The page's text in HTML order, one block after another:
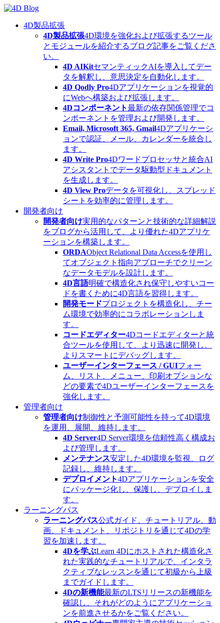
Skip
content4D製品拡張
4D製品拡張4D環境を強化および拡張するツール
とモジュールを紹介するブログ記事をご覧くださ
い。
4D AIKitセマンティックAIを導入してデー
タを解釈し、意思決定を自動化します。
4D Qodly Pro4Dアプリケーションを視覚的
にWebへ構築および拡張します。
4Dコンポーネント最新の依存関係管理でコ
ンポーネントを管理および開発します。
Email, Microsoft 365, Gmail4Dアプリケーシ
ョンで認証、メール、カレンダーを統合し
ます。
4D Write Pro4Dワードプロセッサと統合AI
アシスタントでデータ駆動型ドキュメント
を生成します。
4D View Proデータを可視化し、スプレッド
シートを効率的に管理します。
開発者向け
開発者向け実用的なパターンと技術的な詳細解説
をブログから活用して、より優れた4Dアプリケ
ーションを構築します。
ORDAObject Relational Data Accessを使用し
てオブジェクト指向アプローチでクリーン
なデータモデルを設計します。
4D言語明確で構造化され保守しやすいコー
ドを書くために4D言語を習得します。
開発モードプロジェクトを構造化し、チー
ム環境で効率的にコラボレーションしま
す。
コードエディター4Dコードエディターと統
合ツールを使用して、より迅速に開発し、
よりスマートにデバッグします。
ユーザーインターフェース / GUIフォー
ム、リスト、メニュー、印刷オプションな
どの要素で4Dユーザーインターフェースを
強化します。
管理者向け
管理者向け制御性と予測可能性を持って4D環境
を運用、展開、維持します。
4D Server4D Server環境を信頼性高く構成お
よび管理します。
メンテナンス安定した4D環境を監視、ログ
記録し、維持します。
デプロイメント4Dアプリケーションを安全
にパッケージ化し、保護し、デプロイしま
す。
ラーニングパス
ラーニングパス公式ガイド、チュートリアル、動
画、ドキュメント、リポジトリを通じて4Dの学
習を加速します。
4Dを学ぶLearn 4Dにホストされた構造化さ
れた実践的なチュートリアルで、インタラ
クティブなレッスンを通じて初級から上級
までガイドします。
4Dの新機能最新のLTSリリースの新機能を
確認し、それがどのようにアプリケーショ
ンを前進させるかをご覧ください。